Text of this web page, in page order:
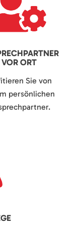
VOR ORT
Sie von
persönlichen